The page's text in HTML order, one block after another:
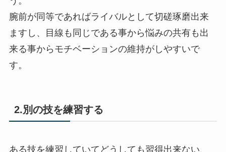
腕前が同等であればライバルとして切磋琢磨出来
ますし、目線も同じである事から悩みの共有も出
来る事からモチベーションの維持がしやすいで
す。
2.別の技を練習する
ある技を練習していてどうしても習得出来ない、